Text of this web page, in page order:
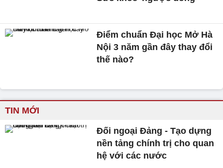
Điểm chuẩn Đại học Mở Hà
Nội 3 năm gần đây thay đổi
thế nào?
TIN MỚI
Đối ngoại Đảng - Tạo dựng
nền tảng chính trị cho quan
hệ với các nước